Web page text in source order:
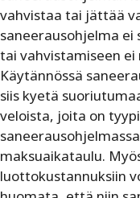
vahvistaa tai jättää
saneerausohjelma
tai vahvistamiseen
Käytännössä
siis kyetä
veloista, joita on
maksuaikataulu.
luottokustannuksiin